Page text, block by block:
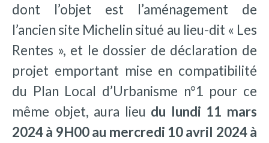
dont l’objet est l’aménagement de
l’ancien site Michelin situé au lieu-dit « Les
Rentes », et le dossier de déclaration de
projet emportant mise en compatibilité
du Plan Local d’Urbanisme n°1 pour ce
même objet, aura lieu du lundi 11 mars
2024 à 9H00 au mercredi 10 avril 2024 à